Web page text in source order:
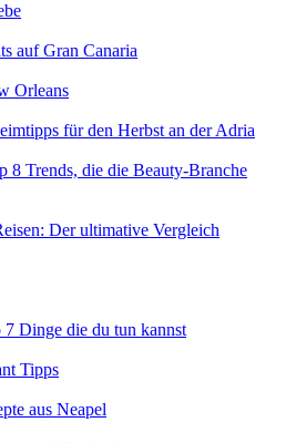
auf Gran Canaria
Orleans
für den Herbst an der Adria
8 Trends, die die Beauty-Branche
Der ultimative Vergleich
Dinge die du tun kannst
Tipps
aus Neapel